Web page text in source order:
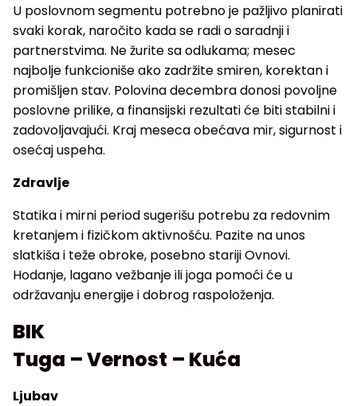
U poslovnom segmentu potrebno je pažljivo planirati
svaki korak, naročito kada se radi o saradnji i
partnerstvima. Ne žurite sa odlukama; mesec
najbolje funkcioniše ako zadržite smiren, korektan i
promišljen stav. Polovina decembra donosi povoljne
poslovne prilike, a finansijski rezultati će biti stabilni i
zadovoljavajući. Kraj meseca obećava mir, sigurnost i
osećaj uspeha.
Zdravlje
Statika i mirni period sugerišu potrebu za redovnim
kretanjem i fizičkom aktivnošću. Pazite na unos
slatkiša i teže obroke, posebno stariji Ovnovi.
Hodanje, lagano vežbanje ili joga pomoći će u
održavanju energije i dobrog raspoloženja.
BIK
Tuga – Vernost – Kuća
Ljubav